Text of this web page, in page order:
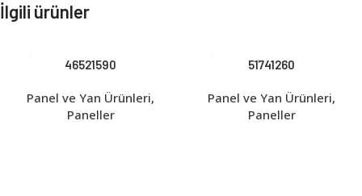
İlgili ürünler
46521590
Panel ve Yan Ürünleri,
Paneller
51741260
Panel ve Yan Ürünleri,
Paneller